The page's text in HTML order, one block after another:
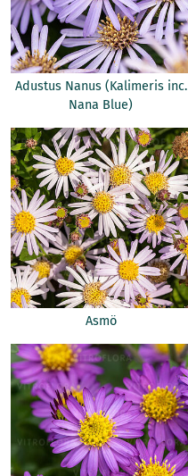
Adustus Nanus (Kalimeris inc.
Nana Blue)
Asmö